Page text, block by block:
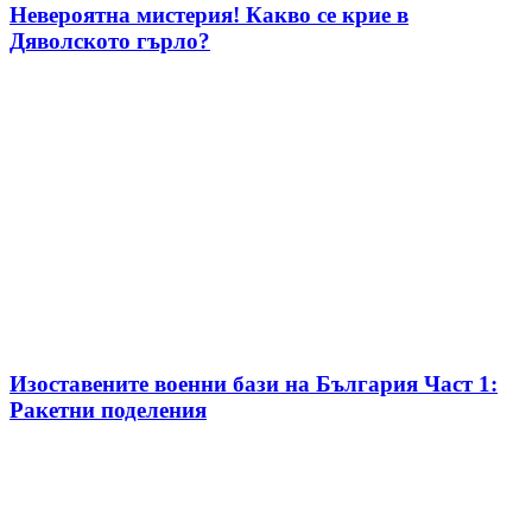
Невероятна мистерия! Какво се крие в
Дяволското гърло?
Изоставените военни бази на България Част 1:
Ракетни поделения